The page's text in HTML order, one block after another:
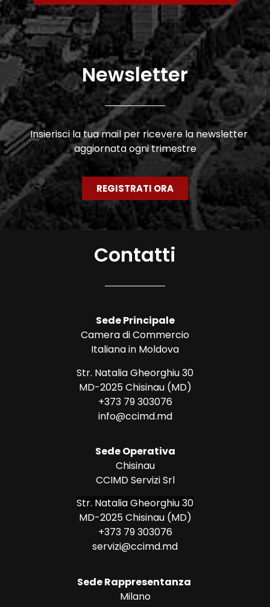
Newsletter
Insierisci la tua mail per ricevere la newsletter
aggiornata ogni trimestre
REGISTRATI ORA
Contatti
Sede Principale
Camera di Commercio
Italiana in Moldova
Str. Natalia Gheorghiu 30
MD-2025 Chisinau (MD)
+373 79 303076
info@ccimd.md
Sede Operativa
Chisinau
CCIMD Servizi Srl
Str. Natalia Gheorghiu 30
MD-2025 Chisinau (MD)
+373 79 303076
servizi@ccimd.md
Sede Rappresentanza
Milano